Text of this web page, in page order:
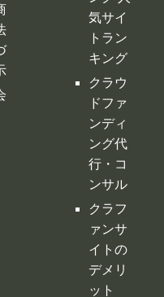
ング代
行・コ
ンサル
クラフ
ァンサ
イトの
デメリ
ット
クラウ
ドファ
ンディ
ングの
税金
購入型